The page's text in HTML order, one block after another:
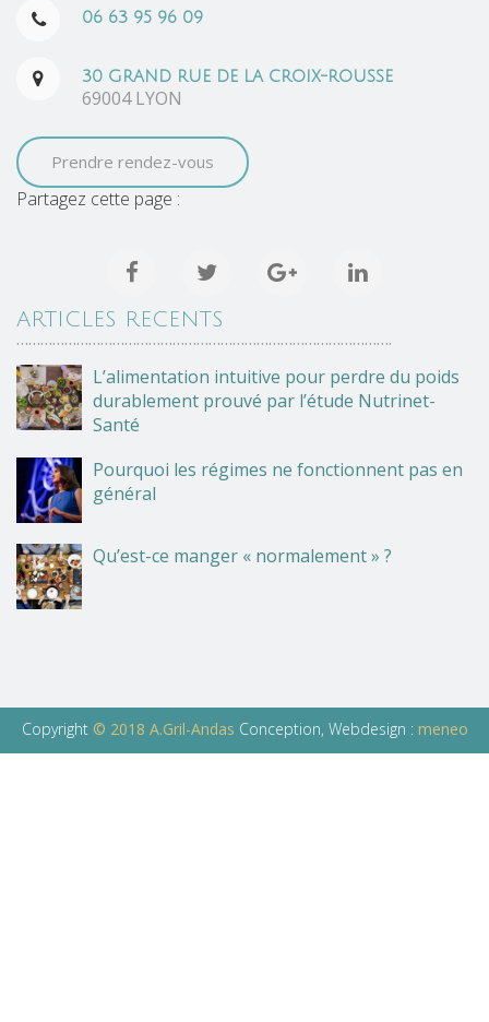
06 63 95 96 09
30 GRAND RUE DE LA CROIX-ROUSSE
69004 LYON
Prendre rendez-vous
Partagez cette page :
ARTICLES RECENTS
………………………………………………………………………………….
L’alimentation intuitive pour perdre du poids
durablement prouvé par l’étude Nutrinet-
Santé
Pourquoi les régimes ne fonctionnent pas en
général
Qu’est-ce manger « normalement » ?
Copyright © 2018 A.Gril-Andas Conception, Webdesign : meneo